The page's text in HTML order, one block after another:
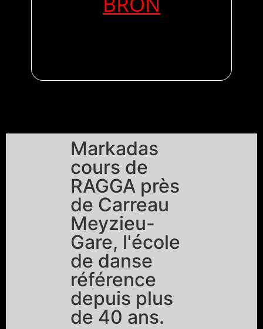
Markadas
cours de
RAGGA près
de Carreau
Meyzieu-
Gare, l'école
de danse
référence
depuis plus
de 40 ans.